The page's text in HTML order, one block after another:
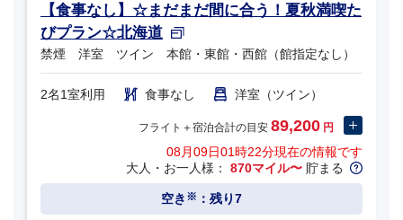
【食事なし】☆まだまだ間に合う！夏秋満喫た
びプラン☆北海道
禁煙 洋室 ツイン 本館・東館・西館（館指定なし）
2名1室利用 食事なし 洋室（ツイン）
フライト＋宿泊合計の目安 89,200 円
08月09日01時22分現在の情報です
大人・お一人様： 870マイル〜 貯まる
空き ※ ：残り7